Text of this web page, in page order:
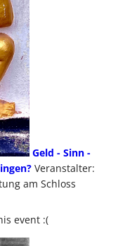
Geld - Sinn -
Veranstalter:
am Schloss
event :(